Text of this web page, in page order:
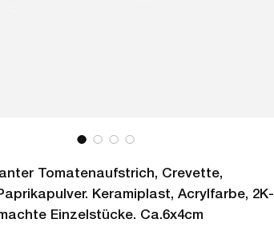
Tomatenaufstrich, Crevette,
Keramiplast, Acrylfarbe, 2K-
Einzelstücke. Ca.6x4cm